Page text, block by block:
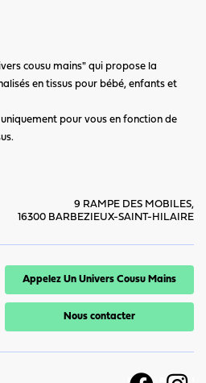
cousu mains" qui propose la
en tissus pour bébé, enfants et
pour vous en fonction de
9 RAMPE DES MOBILES,
16300 BARBEZIEUX-SAINT-HILAIRE
Appelez Un Univers Cousu Mains
Nous contacter